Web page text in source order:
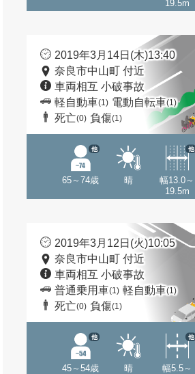
19.5m
2019年3月14日(木)13:40
奈良市中山町 付近
車両相互 小破事故
軽自動車(1) 電動自転車(1)
死亡(0) 負傷(1)
65～74歳
他
晴
幅13.0～
19.5m
他
2019年3月12日(火)10:05
奈良市中山町 付近
車両相互 小破事故
普通乗用車(1) 軽自動車(1)
死亡(0) 負傷(1)
45～54歳
他
晴
幅5.5～
他